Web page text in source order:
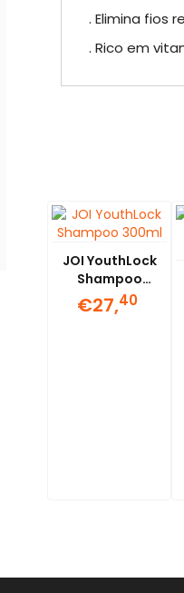
. Elimina fios
. Rico em
JOI YouthLock
Shampoo
300ml
€27,40